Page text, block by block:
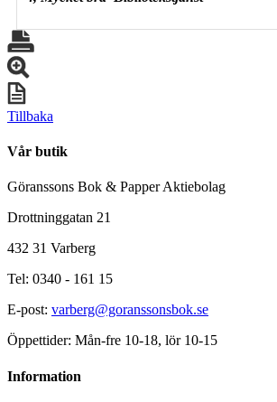
Tillbaka
Vår butik
Göranssons Bok & Papper Aktiebolag
Drottninggatan 21
432 31 Varberg
Tel: 0340 - 161 15
E-post: varberg@goranssonsbok.se
Öppettider: Mån-fre 10-18, lör 10-15
Information